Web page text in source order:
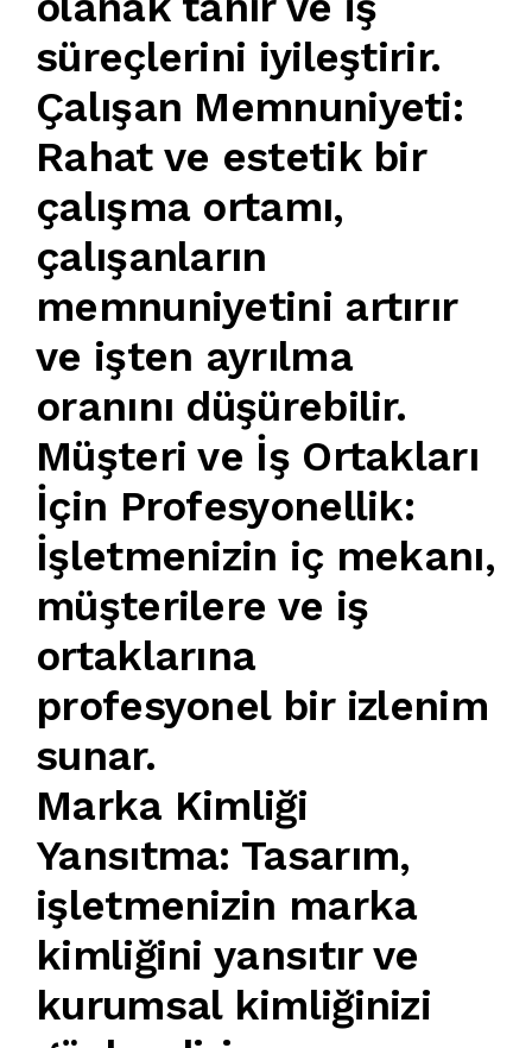
süreçlerini iyileştirir.
Çalışan Memnuniyeti:
Rahat ve estetik bir
çalışma ortamı,
çalışanların
memnuniyetini artırır
ve işten ayrılma
oranını düşürebilir.
Müşteri ve İş Ortakları
İçin Profesyonellik:
İşletmenizin iç mekanı,
müşterilere ve iş
ortaklarına
profesyonel bir izlenim
sunar.
Marka Kimliği
Yansıtma: Tasarım,
işletmenizin marka
kimliğini yansıtır ve
kurumsal kimliğinizi